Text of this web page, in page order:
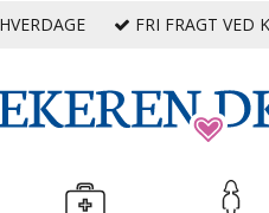
FRI FRAGT VED